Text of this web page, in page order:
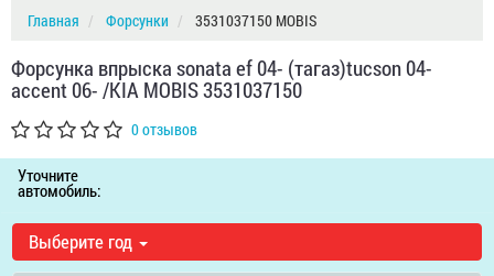
Главная Форсунки 3531037150 MOBIS
Форсунка впрыска sonata ef 04- (тагаз)tucson 04-
accent 06- /KIA MOBIS 3531037150
0 отзывов
Уточните
автомобиль:
Выберите год